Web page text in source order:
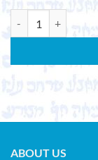
ABOUT US